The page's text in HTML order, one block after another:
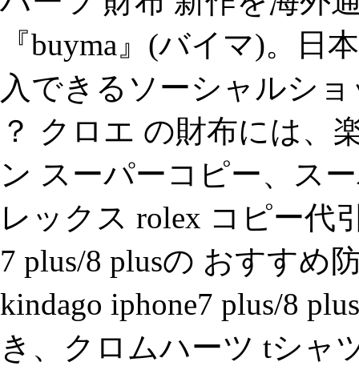
『buyma』(バイマ)。日
入できるソーシャルシ
？ クロエ の財布には、
ン スーパーコピー、ス
レックス rolex コピー代
7 plus/8 plusの おすすめ
kindago iphone7 plus/8
き、クロムハーツ tシャ